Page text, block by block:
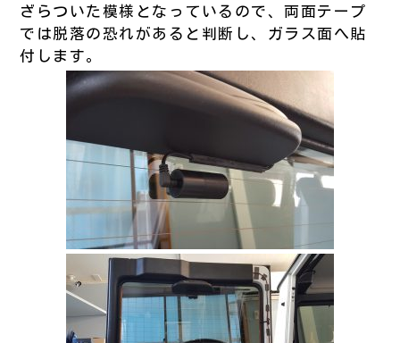
ざらついた模様となっているので、両面テープ
では脱落の恐れがあると判断し、ガラス面へ貼
付します。